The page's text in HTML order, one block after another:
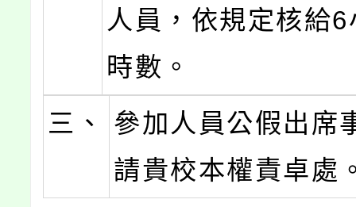
人員，依規定核給
時數。
三、
參加人員公假出席
請貴校本權責卓處